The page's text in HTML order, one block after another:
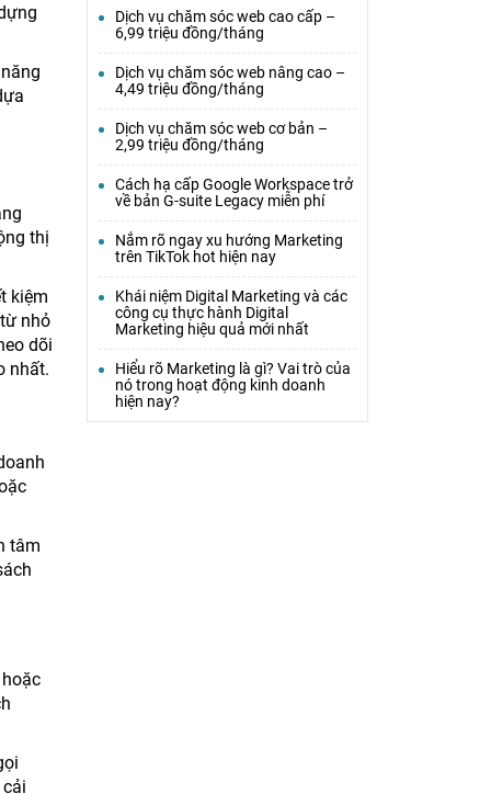
thị
kiệm
nhỏ
dõi
nhất.
tâm
Dịch vụ chăm sóc web cao cấp –
6,99 triệu đồng/tháng
Dịch vụ chăm sóc web nâng cao –
4,49 triệu đồng/tháng
Dịch vụ chăm sóc web cơ bản –
2,99 triệu đồng/tháng
Cách hạ cấp Google Workspace trở
về bản G-suite Legacy miễn phí
Nắm rõ ngay xu hướng Marketing
trên TikTok hot hiện nay
Khái niệm Digital Marketing và các
công cụ thực hành Digital
Marketing hiệu quả mới nhất
Hiểu rõ Marketing là gì? Vai trò của
nó trong hoạt động kinh doanh
hiện nay?